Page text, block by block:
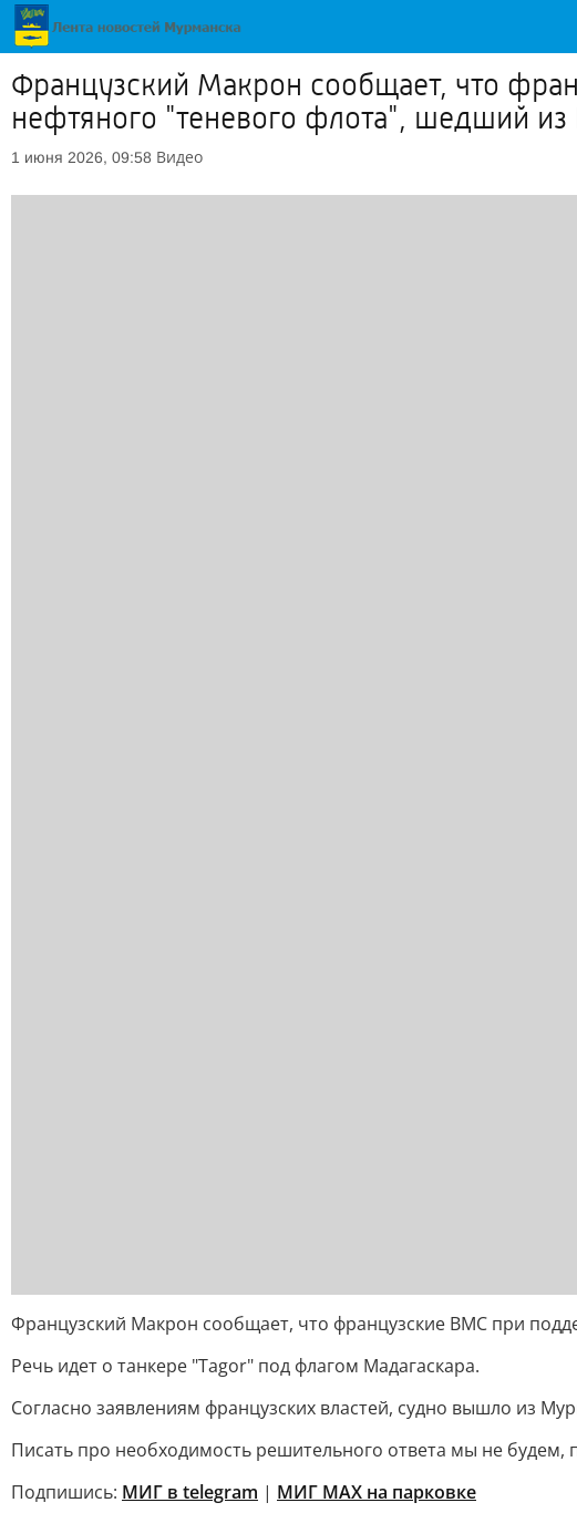
Французский Макрон сообщает, что
нефтяного "теневого флота", шедший из
1 июня 2026, 09:58 Видео
Французский Макрон сообщает, что французские ВМС при
Речь идет о танкере "Tagor" под флагом Мадагаскара.
Согласно заявлениям французских властей, судно вышло из
Писать про необходимость решительного ответа мы не
Подпишись: МИГ в telegram | МИГ МAX на парковке